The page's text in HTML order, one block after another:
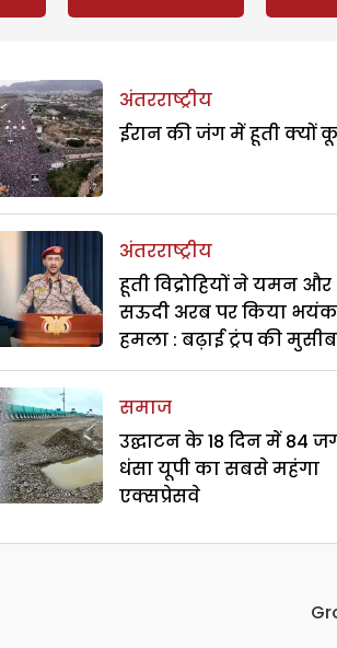
अंतरराष्ट्रीय
ईरान की जंग में हूती क्यों
अंतरराष्ट्रीय
हूती विद्रोहियों ने यमन और
सऊदी अरब पर किया
हमला : बढ़ाई ट्रंप की
समाज
उद्घाटन के 18 दिन में 84
धंसा यूपी का सबसे महंगा
एक्सप्रेसवे